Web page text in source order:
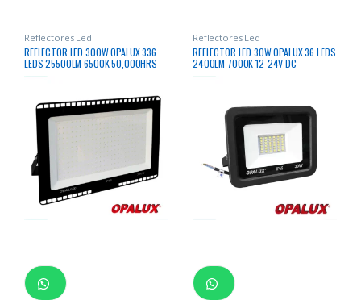
Reflectores Led
REFLECTOR LED 300W OPALUX 336
LEDS 25500LM 6500K 50,000HRS
DELGADO SLIM COLOR NEGRO LUZ
Reflectores Led
REFLECTOR LED 30W OPALUX 36 LEDS
2400LM 7000K 12-24V DC